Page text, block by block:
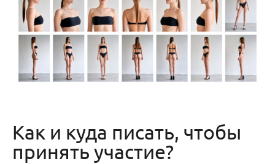
Как и куда писать, чтобы
принять участие?